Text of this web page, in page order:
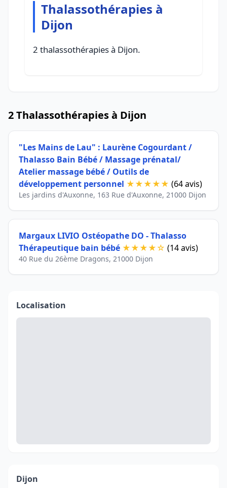
Thalassothérapies à
Dijon
2 thalassothérapies à Dijon.
2 Thalassothérapies à Dijon
"Les Mains de Lau" : Laurène Cogourdant /
Thalasso Bain Bébé / Massage prénatal/
Atelier massage bébé / Outils de
développement personnel ★★★★★ (64 avis)
Les jardins d'Auxonne, 163 Rue d'Auxonne, 21000 Dijon
Margaux LIVIO Ostéopathe DO - Thalasso
Thérapeutique bain bébé ★★★★☆ (14 avis)
40 Rue du 26ème Dragons, 21000 Dijon
Localisation
Dijon